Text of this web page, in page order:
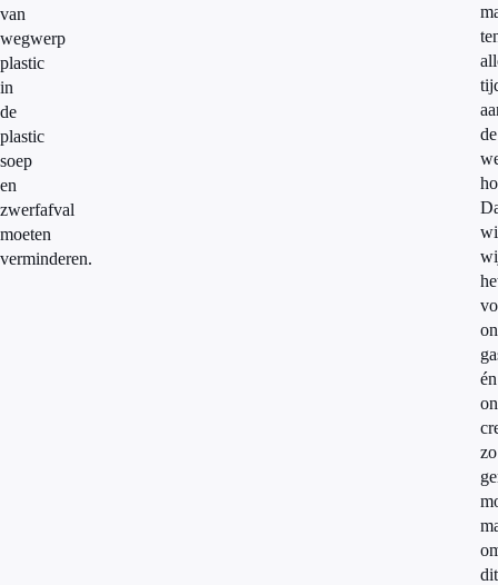
van
wegwerp
plastic
in
de
plastic
soep
en
zwerfafval
moeten
verminderen.
de
én
zo
dit